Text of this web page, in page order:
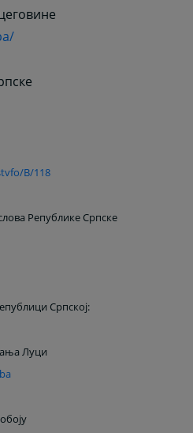
B/118
Републике Српске
Српској:
Луци